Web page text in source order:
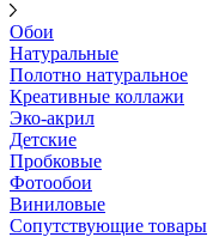
Обои
Натуральные
Полотно натуральное
Креативные коллажи
Эко-акрил
Детские
Пробковые
Фотообои
Виниловые
Сопутствующие товары